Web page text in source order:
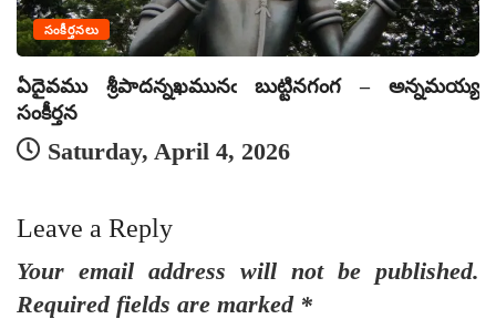
సంకీర్తనలు
ఏదైవము శ్రీపాదన్నఖమునఁ బుట్టినగంగ – అన్నమయ్య
సంకీర్తన
Saturday, April 4, 2026
Leave a Reply
Your email address will not be published.
Required fields are marked *